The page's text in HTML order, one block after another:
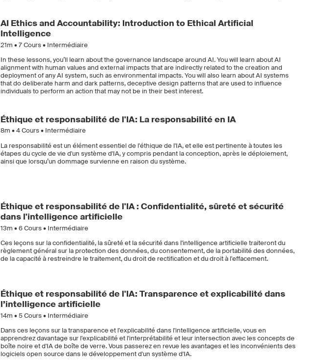
AI Ethics and Accountability: Introduction to Ethical Artificial
Intelligence
21m •7Cours • Intermédiaire
In these lessons, you’ll learn about the governance landscape around AI. You will learn about AI
alignment with human values and external impacts that are indirectly related to the creation and
deployment of any AI system, such as environmental impacts. You will also learn about AI systems
that do deliberate harm and dark patterns, deceptive design patterns that are used to influence
individuals to perform an action that may not be in their best interest.
Éthique et responsabilité de l'IA: La responsabilité en IA
8m •4Cours • Intermédiaire
La responsabilité est un élément essentiel de l'éthique de l'IA, et elle est pertinente à toutes les
étapes du cycle de vie d'un système d'IA, y compris pendant la conception, après le déploiement,
ainsi que lorsqu’un dommage survienne en raison du système.
Éthique et responsabilité de l'IA : Confidentialité, sûreté et sécurité
dans l'intelligence artificielle
13m •6Cours • Intermédiaire
Ces leçons sur la confidentialité, la sûreté et la sécurité dans l'intelligence artificielle traiteront du
règlement général sur la protection des données, du consentement, de la portabilité des données,
de la capacité à restreindre le traitement, du droit de rectification et du droit à l'effacement.
Éthique et responsabilité de l'IA: Transparence et explicabilité dans
l’intelligence artificielle
14m •5Cours • Intermédiaire
Dans ces leçons sur la transparence et l'explicabilité dans l'intelligence artificielle, vous en
apprendrez davantage sur l'explicabilité et l'interprétabilité et leur intersection avec les concepts de
boîte noire et d'IA de boîte de verre. Vous passerez en revue les avantages et les inconvénients des
logiciels open source dans le développement d'un système d'IA.